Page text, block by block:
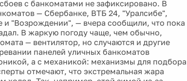
с банкоматами не зафиксировано. В
— Сбербанке, ВТБ 24, "Уралсибе",
"Возрождении", — вчера сообщили, что пока
В жаркую погоду чаще, чем обычно,
— вентилятор, но случаются и другие
панелей уличных банкоматов
а с механикой: механизмы для подбора
отмечают, что экстремальная жара